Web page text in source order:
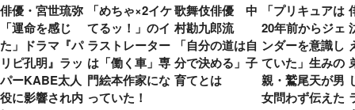
俳優・宮世琉弥
「運命を感じ
た」ドラマ『パ
リピ孔明』ラッ
パーKABE太人
役に影響され内
「めちゃ×2イケ
てるッ！」のイ
ラストレーター
は「働く車」専
門絵本作家にな
っていた！
歌舞伎俳優 中
村勘九郎流
「自分の道は自
分で決める」子
育てとは
「プリキュアは
20年前からジェ
ンダーを意識し
ていた」生みの
親・鷲尾天が男
女問わず伝えた